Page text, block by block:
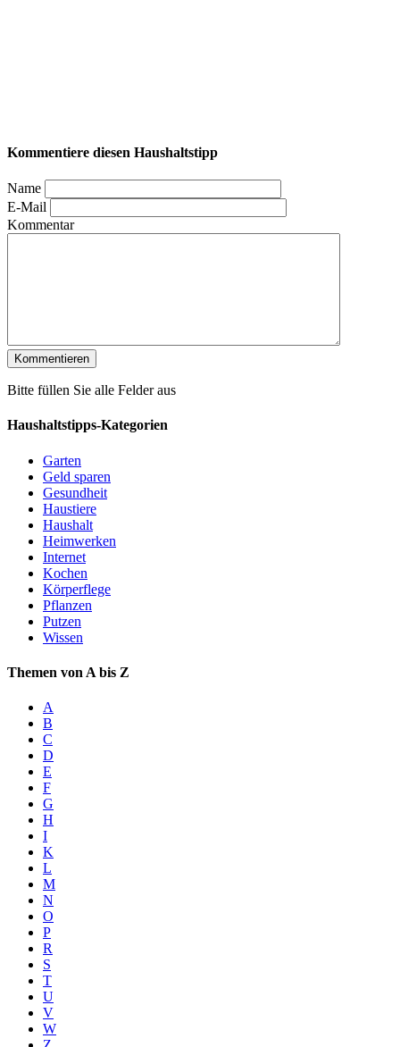
Kommentiere diesen Haushaltstipp
Name
E-Mail
Kommentar
Bitte füllen Sie alle Felder aus
Haushaltstipps-Kategorien
Garten
Geld sparen
Gesundheit
Haustiere
Haushalt
Heimwerken
Internet
Kochen
Körperflege
Pflanzen
Putzen
Wissen
Themen von A bis Z
A
B
C
D
E
F
G
H
I
K
L
M
N
O
P
R
S
T
U
V
W